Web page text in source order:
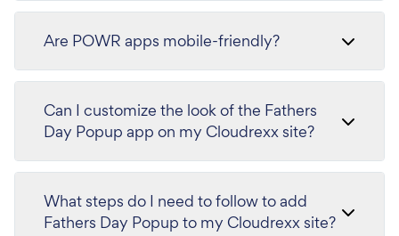
Are POWR apps mobile-friendly?
Can I customize the look of the Fathers
Day Popup app on my Cloudrexx site?
What steps do I need to follow to add
Fathers Day Popup to my Cloudrexx site?